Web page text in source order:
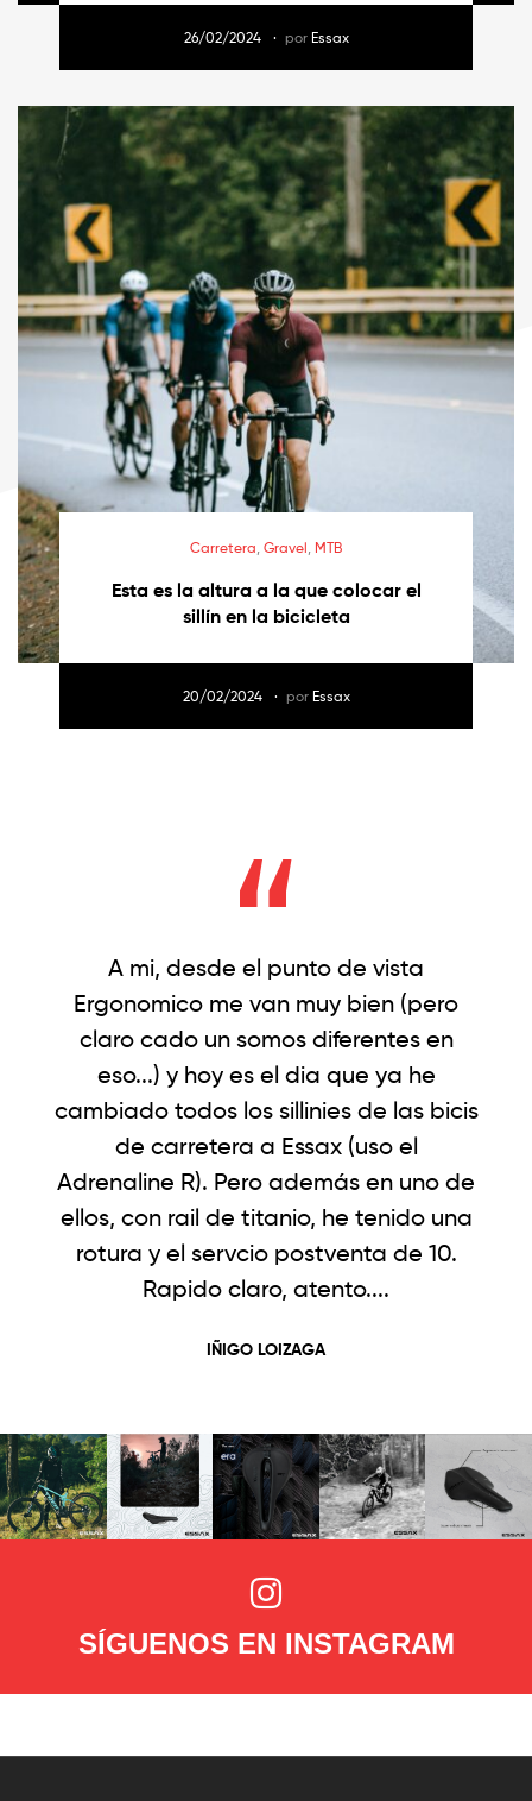
26/02/2024 por Essax
Carretera Gravel MTB
Esta es la altura a la que colocar el
sillín en la bicicleta
20/02/2024 por Essax
A mi, desde el punto de vista
Ergonomico me van muy bien (pero
claro cado un somos diferentes en
eso...) y hoy es el dia que ya he
cambiado todos los sillinies de las bicis
de carretera a Essax (uso el
Adrenaline R). Pero además en uno de
ellos, con rail de titanio, he tenido una
rotura y el servcio postventa de 10.
Rapido claro, atento....
IÑIGO LOIZAGA
SÍGUENOS EN INSTAGRAM